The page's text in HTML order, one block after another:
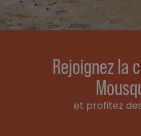
Rejoignez la
et profitez